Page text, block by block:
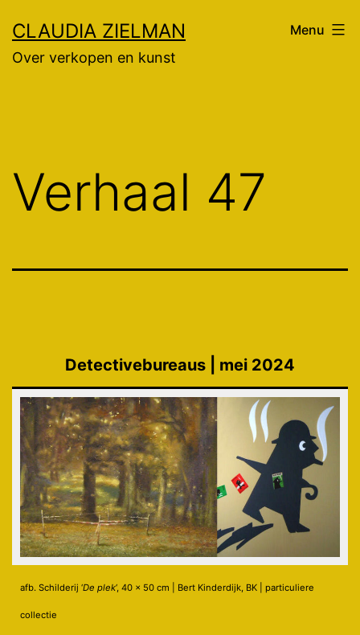
naar
de
CLAUDIA ZIELMAN
Over verkopen en kunst
Menu
Verhaal 47
Detectivebureaus | mei 2024
afb. Schilderij ‘De plek‘, 40 x 50 cm | Bert Kinderdijk, BK | particuliere
collectie